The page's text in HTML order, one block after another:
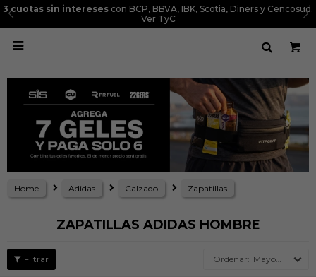
3 cuotas sin intereses con BCP, BBVA, IBK, Scotia, Diners y Cencosud.
Ver TyC

Home Adidas Calzado Zapatillas
ZAPATILLAS ADIDAS HOMBRE
Mayor precio